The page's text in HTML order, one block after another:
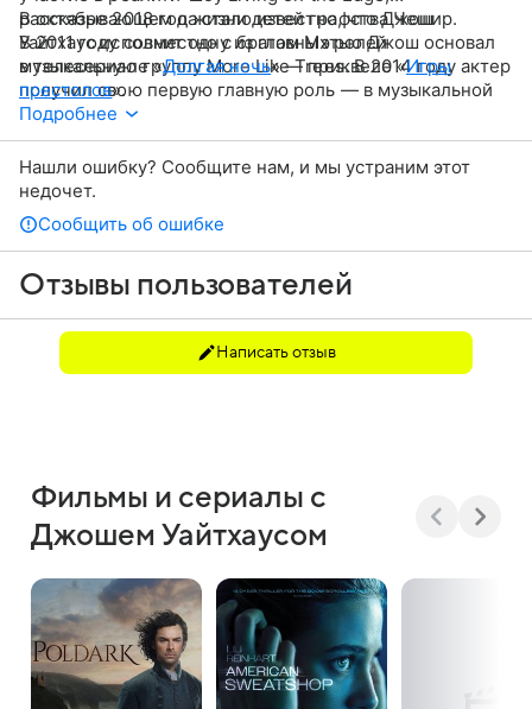
рассказывающем о жизни детей графства Чешир.
В 2011 году совместно с братом Мэтью Джош основал
музыкальную группу More Like Trees. В 2014 году актер
получил свою первую главную роль — в музыкальной
драме «Северный соул
известность ему принесла роль аристократа Хью
Армитиджа в историческом сериале BBC «Полдарк
Также актер снимался в фильмах «
Современная
жизнь — это мусор
В октябре 2018 года стало известно, что Джош
Уайтхаус исполнит одну из главных ролей
в телесериале «Долгая ночь» — приквеле «Игры
престолов».
Подробнее
Нашли ошибку? Сообщите нам, и мы устраним этот
недочет.
Сообщить об ошибке
Отзывы пользователей
Написать отзыв
Фильмы и сериалы с
Джошем Уайтхаусом